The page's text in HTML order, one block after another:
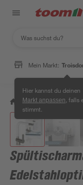
Mein Markt:
Hier kannst du deinen
Markt anpassen , falls
stimmt.
/ Wohnen &